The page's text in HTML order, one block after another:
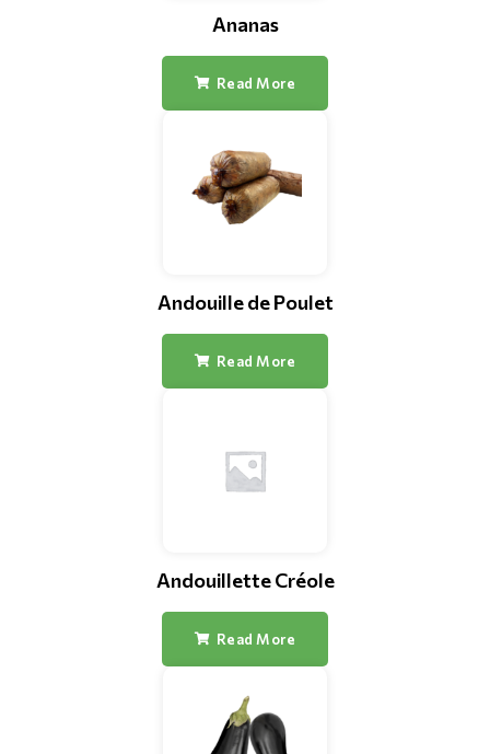
Ananas
Read More
Andouille de Poulet
Read More
Andouillette Créole
Read More